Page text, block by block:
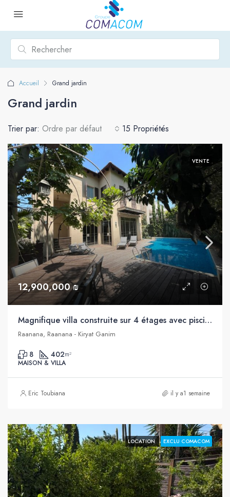
Accueil Grand jardin
Grand jardin
15 Propriétés
Trier par: Ordre par défaut
VENTE
12,900,000 ₪
Magnifique villa construite sur 4 étages avec piscine à vendre au cœur de Raanana
Raanana, Raanana - Kiryat Ganim
8 402m²
MAISON & VILLA
Eric Toubiana il y a1 semaine
LOCATION EXCLU COMACOM